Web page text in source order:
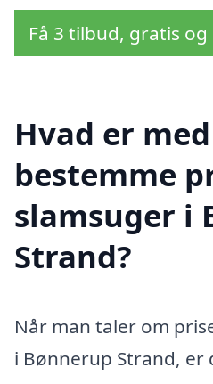
Få 3 tilbud, gratis
Hvad er
bestemme
slamsuger i
Strand?
Når man taler om
i Bønnerup Strand, er